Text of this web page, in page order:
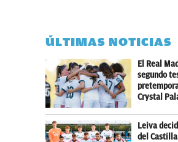
ÚLTIMAS NOTICIAS
El Real
segundo
Crystal
Leiva
del